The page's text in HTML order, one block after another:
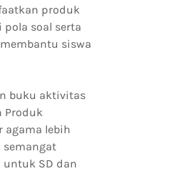
produk
soal serta
siswa
buku aktivitas
Produk
agama lebih
semangat
untuk SD dan